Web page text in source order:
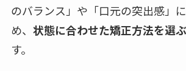
のバランス」や「口元の突出感」
め、 状態に合わせた矯正方法を選
す。